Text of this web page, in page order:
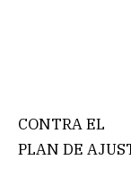
CONTRA EL
PLAN DE